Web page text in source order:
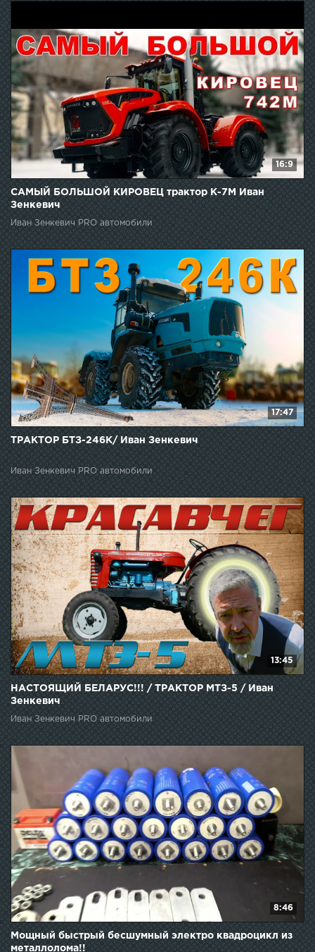
16:9
САМЫЙ БОЛЬШОЙ КИРОВЕЦ трактор К-7М Иван
Зенкевич
Иван Зенкевич PRO автомобили
17:47
ТРАКТОР БТЗ-246К/ Иван Зенкевич
Иван Зенкевич PRO автомобили
13:45
НАСТОЯЩИЙ БЕЛАРУС!!! / ТРАКТОР МТЗ-5 / Иван
Зенкевич
Иван Зенкевич PRO автомобили
8:46
Мощный быстрый бесшумный электро квадроцикл из
металлолома!!